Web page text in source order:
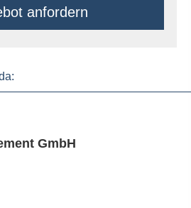
an­for­dern
GmbH